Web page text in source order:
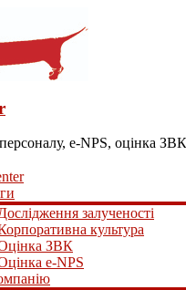
персоналу, e-NPS, оцінка ЗВК
залученості
культура
ЗВК
e-NPS